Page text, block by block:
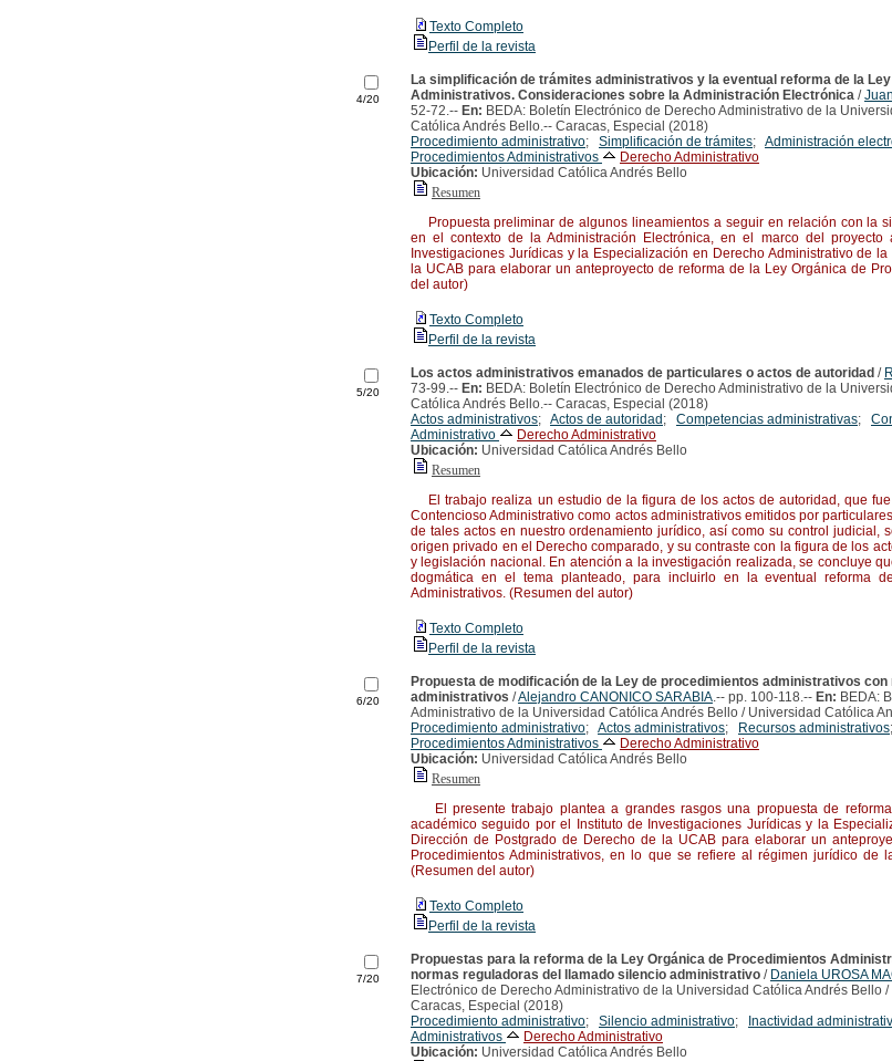
Texto Completo
Perfil de la revista
4/20
La simplificación de trámites administrativos y la eventual reforma de la
Administrativos. Consideraciones sobre la Administración Electrónica /
52-72.-- En: BEDA: Boletín Electrónico de Derecho Administrativo de la
Católica Andrés Bello.-- Caracas, Especial (2018)
Procedimiento administrativo; Simplificación de trámites; Administración
Procedimientos Administrativos
Derecho Administrativo
Ubicación: Universidad Católica Andrés Bello
Resumen
Propuesta preliminar de algunos lineamientos a seguir en relación con la
en el contexto de la Administración Electrónica, en el marco del proyecto
Investigaciones Jurídicas y la Especialización en Derecho Administrativo de
la UCAB para elaborar un anteproyecto de reforma de la Ley Orgánica de
del autor)
Texto Completo
Perfil de la revista
5/20
Los actos administrativos emanados de particulares o actos de autoridad /
73-99.-- En: BEDA: Boletín Electrónico de Derecho Administrativo de la
Católica Andrés Bello.-- Caracas, Especial (2018)
Actos administrativos; Actos de autoridad ; Competencias administrativas;
Administrativo
Derecho Administrativo
Ubicación: Universidad Católica Andrés Bello
Resumen
El trabajo realiza un estudio de la figura de los actos de autoridad, que
Contencioso Administrativo como actos administrativos emitidos por
de tales actos en nuestro ordenamiento jurídico, así como su control judicial,
origen privado en el Derecho comparado, y su contraste con la figura de los
y legislación nacional. En atención a la investigación realizada, se concluye
dogmática en el tema planteado, para incluirlo en la eventual reforma
Administrativos. (Resumen del autor)
Texto Completo
Perfil de la revista
6/20
Propuesta de modificación de la Ley de procedimientos administrativos
administrativos /Alejandro CANONICO SARABIA.-- pp. 100-118.-- En: BEDA:
Administrativo de la Universidad Católica Andrés Bello / Universidad Católica
Procedimiento administrativo; Actos administrativos; Recursos administrativos
Procedimientos Administrativos
Derecho Administrativo
Ubicación: Universidad Católica Andrés Bello
Resumen
El presente trabajo plantea a grandes rasgos una propuesta de
académico seguido por el Instituto de Investigaciones Jurídicas y la
Dirección de Postgrado de Derecho de la UCAB para elaborar un
Procedimientos Administrativos, en lo que se refiere al régimen jurídico de
(Resumen del autor)
Texto Completo
Perfil de la revista
7/20
Propuestas para la reforma de la Ley Orgánica de Procedimientos
normas reguladoras del llamado silencio administrativo / Daniela UROSA
Electrónico de Derecho Administrativo de la Universidad Católica Andrés Bello
Caracas, Especial (2018)
Procedimiento administrativo; Silencio administrativo; Inactividad
Administrativos
Derecho Administrativo
Ubicación: Universidad Católica Andrés Bello